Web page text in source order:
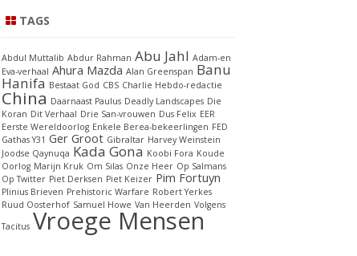
TAGS
Abdul Muttalib Abdur Rahman Abu Jahl Adam-en
Eva-verhaal Ahura Mazda Alan Greenspan Banu
Hanifa Bestaat God CBS Charlie Hebdo-redactie
China Daarnaast Paulus Deadly Landscapes Die
Koran Dit Verhaal Drie San-vrouwen Dus Felix EER
Eerste Wereldoorlog Enkele Berea-bekeerlingen FED
Gathas Y31 Ger Groot Gibraltar Harvey Weinstein
Joodse Qaynuqa Kada Gona Koobi Fora Koude
Oorlog Marijn Kruk Om Silas Onze Heer Op Salmans
Op Twitter Piet Derksen Piet Keizer Pim Fortuyn
Plinius Brieven Prehistoric Warfare Robert Yerkes
Ruud Oosterhof Samuel Howe Van Heerden Volgens
Tacitus Vroege Mensen